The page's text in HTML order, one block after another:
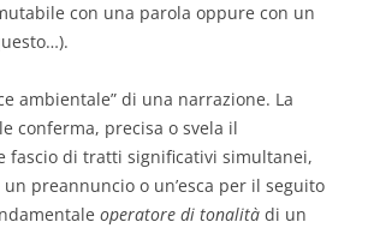
con una parola oppure con un
ambientale” di una narrazione. La
conferma, precisa o svela il
fascio di tratti significativi simultanei,
preannuncio o un’esca per il seguito
operatore di tonalità di un